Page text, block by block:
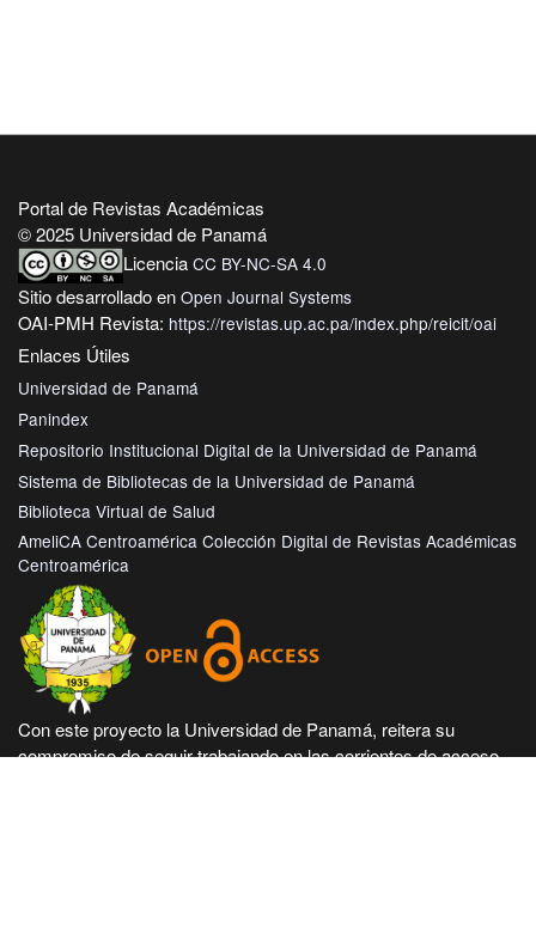
Portal de Revistas Académicas
© 2025 Universidad de Panamá
Licencia CC BY-NC-SA 4.0
Sitio desarrollado en Open Journal Systems
OAI-PMH Revista: https://revistas.up.ac.pa/index.php/reicit/oai
Enlaces Útiles
Universidad de Panamá
Panindex
Repositorio Institucional Digital de la Universidad de Panamá
Sistema de Bibliotecas de la Universidad de Panamá
Biblioteca Virtual de Salud
AmeliCA Centroamérica Colección Digital de Revistas Académicas
Centroamérica
Con este proyecto la Universidad de Panamá, reitera su
compromiso de seguir trabajando en las corrientes de acceso